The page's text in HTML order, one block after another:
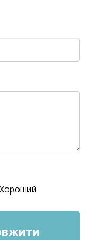
Хороший